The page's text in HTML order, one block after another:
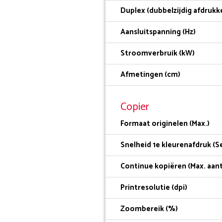
Duplex (dubbelzijdig
Aansluitspanning (Hz)
Stroomverbruik (kW)
Afmetingen (cm)
Copier
Formaat originelen (Max.)
Snelheid 1e kleurenafdruk
Continue kopiëren (Max.
Printresolutie (dpi)
Zoombereik (%)